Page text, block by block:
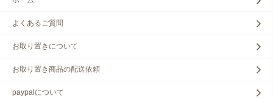
よくあるご質問
お取り置きについて
お取り置き商品の配送依頼
paypalについて